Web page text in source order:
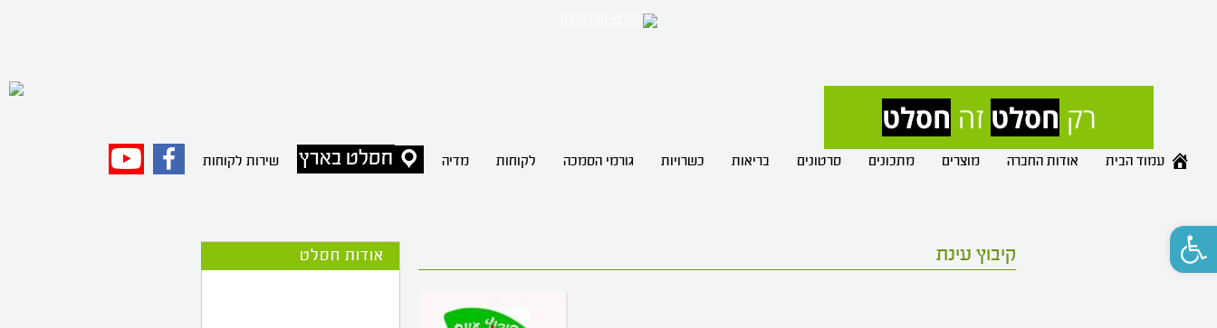
פתח סרגל נגישות
רק חסלט זה חסלט
עמוד הבית אודות החברה מוצרים מתכונים סרטונים בריאות כשרויות גורמי הסמכה לקוחות מדיה חסלט בארץ שירות לקוחות פייסבוק
אודות חסלט קיבוץ עינת